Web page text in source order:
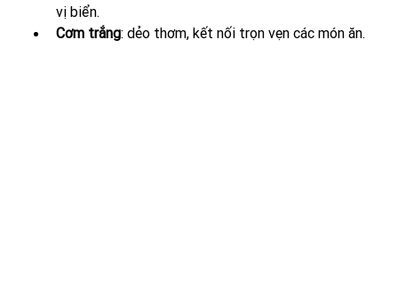
vị biển.
Cơm trắng: dẻo thơm, kết nối trọn vẹn các món ăn.